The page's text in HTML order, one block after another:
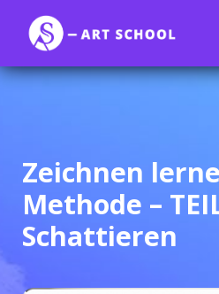
Zeichnen
Methode –
Schattieren